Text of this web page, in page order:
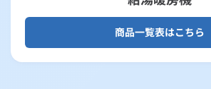
商品一覧表はこちら